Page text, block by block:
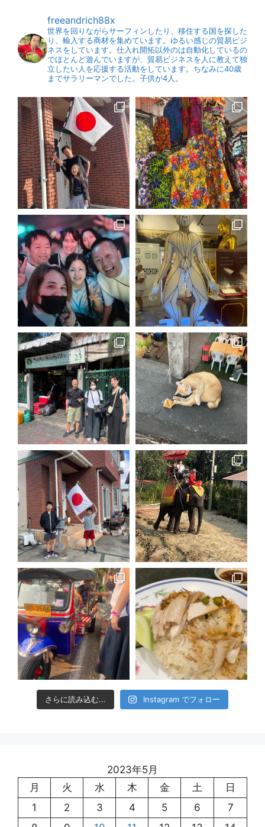
freeandrich88x
世界を回りながらサーフィンしたり、移住する国を探した
り、輸入する商材を集めています。ゆるい感じの貿易ビジ
ネスをしています。仕入れ開拓以外のは自動化しているの
でほとんど遊んでいますが、貿易ビジネスを人に教えて独
立したい人を応援する活動をしています。ちなみに40歳
までサラリーマンでした。子供が4人。
さらに読み込む... Instagram でフォロー
2023年5月
月
火 水 木 金 土
日
1
2 3 4 5 6
7